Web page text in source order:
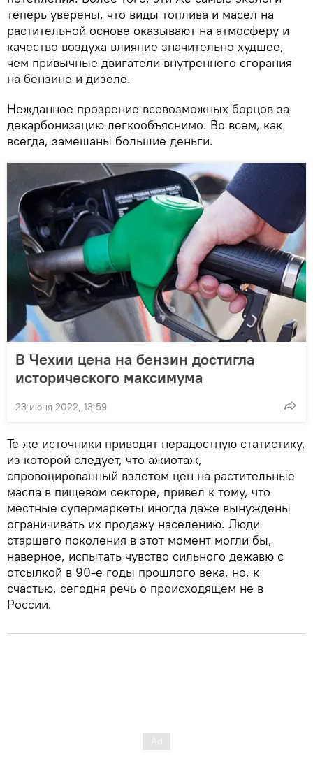
теперь уверены, что виды топлива и масел на
растительной основе оказывают на атмосферу и
качество воздуха влияние значительно худшее,
чем привычные двигатели внутреннего сгорания
на бензине и дизеле.
Нежданное прозрение всевозможных борцов за
декарбонизацию легкообъяснимо. Во всем, как
всегда, замешаны большие деньги.
В Чехии цена на бензин достигла
исторического максимума
23 июня 2022, 13:59
Те же источники приводят нерадостную статистику,
из которой следует, что ажиотаж,
спровоцированный взлетом цен на растительные
масла в пищевом секторе, привел к тому, что
местные супермаркеты иногда даже вынуждены
ограничивать их продажу населению. Люди
старшего поколения в этот момент могли бы,
наверное, испытать чувство сильного дежавю с
отсылкой в 90-е годы прошлого века, но, к
счастью, сегодня речь о происходящем не в
России.